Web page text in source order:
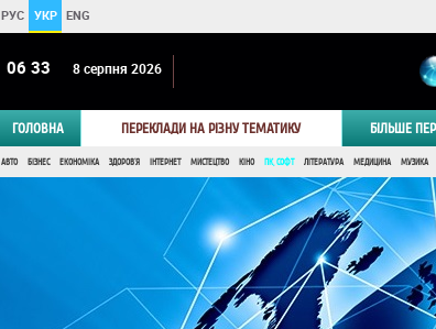
РУС УКР ENG
06:33 8 серпня 2026
ГОЛОВНА ПЕРЕКЛАДИ НА РІЗНУ ТЕМАТИКУ БІЛЬШЕ
АВТО БІЗНЕС ЕКОНОМІКА ЗДОРОВ'Я ІНТЕРНЕТ МИСТЕЦТВО КІНО ПК, СОФТ ЛІТЕРАТУРА МЕДИЦИНА МУЗИКА